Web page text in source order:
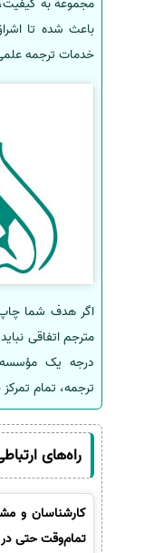
باعث شده تا
خدمات ترجمه
مترجم اتفاقی
درجه یک مؤسسه
ترجمه، تمام
راه‌های
کارشناسان و
تمام‌وقت حتی در